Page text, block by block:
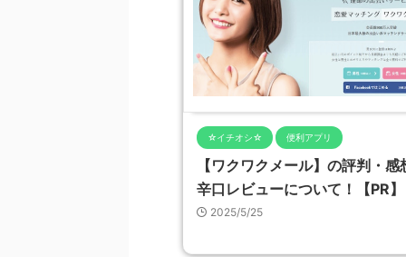
☆イチオシ☆ 便利アプリ
【ワクワクメール】の評判・感
辛口レビューについて！【PR】
2025/5/25